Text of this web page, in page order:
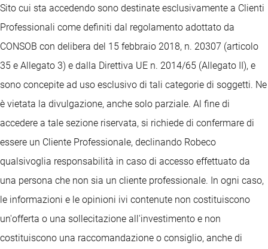
Sito cui sta accedendo sono destinate esclusivamente a Clienti
Professionali come definiti dal regolamento adottato da
CONSOB con delibera del 15 febbraio 2018, n. 20307 (articolo
35 e Allegato 3) e dalla Direttiva UE n. 2014/65 (Allegato II), e
sono concepite ad uso esclusivo di tali categorie di soggetti. Ne
è vietata la divulgazione, anche solo parziale. Al fine di
accedere a tale sezione riservata, si richiede di confermare di
essere un Cliente Professionale, declinando Robeco
qualsivoglia responsabilità in caso di accesso effettuato da
una persona che non sia un cliente professionale. In ogni caso,
le informazioni e le opinioni ivi contenute non costituiscono
un'offerta o una sollecitazione all'investimento e non
costituiscono una raccomandazione o consiglio, anche di